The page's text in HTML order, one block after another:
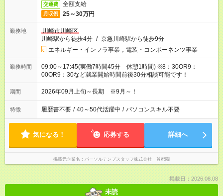
交通費 全額支給
月収例 25～30万円
勤務地
川崎市川崎区
川崎駅から徒歩4分 / 京急川崎駅から徒歩9分
エネルギー・インフラ事業，電装・コンポーネンツ事業
勤務時間
09:00～17:45(実働7時間45分 休憩1時間) ※8：30OR9：
00OR9：30など就業開始時間前後30分相談可能です！
期間 2026年09月上旬～長期 ※9月～！
特徴 履歴書不要 / 40～50代活躍中 / パソコンスキル不要
気になる！ 応募する 詳細へ
掲載元企業名 パーソルテンプスタッフ株式会社 首都圏
掲載日：2026.08.08
未読